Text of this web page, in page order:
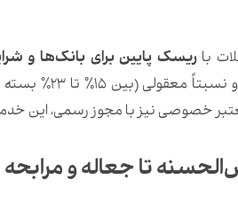
باریسک پایین برای بانک‌ها و
بانک‌ها نرخ
خصوصی نیز با مجوز رسمی، این خدمت
تا جعاله و مرابحه